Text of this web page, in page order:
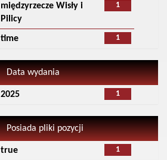
1
międzyrzecze Wisły i
Pilicy
1
time
Data wydania
1
2025
Posiada pliki pozycji
1
true